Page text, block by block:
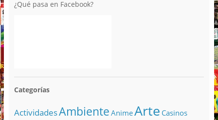
¿Qué pasa en Facebook?
Categorías
ActividadesAmbiente AnimeArte Casinos